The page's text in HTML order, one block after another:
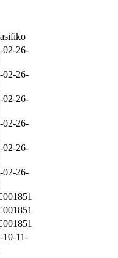
02-26-
02-26-
02-26-
02-26-
02-26-
02-26-
10-11-